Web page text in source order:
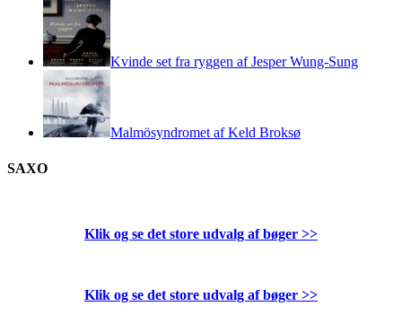
Kvinde set fra ryggen af Jesper Wung-Sung
Malmösyndromet af Keld Broksø
SAXO
Klik og se det store udvalg af bøger >>
Klik og se det store udvalg af bøger >>